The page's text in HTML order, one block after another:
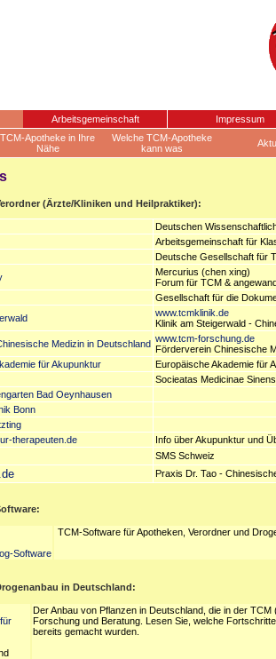
Arbeitsgemeinschaft Impressum
TCM-Apotheke in Ihre
Nähe
Welche TCM-Apotheke
kann was
(Ärzte/Kliniken und Heilpraktiker):
Deutschen
Arbeitsgemeinschaft für
Deutsche Gesellschaft für
Mercurius (chen xing)
Forum für TCM &
Gesellschaft für die
www.tcmklinik.de
Klinik am Steigerwald -
Medizin in Deutschland www.tcm-forschung.de
Förderverein Chinesische
für Akupunktur
Europäische Akademie für
Socieatas Medicinae
Bad Oeynhausen
Bonn
therapeuten.de
Info über Akupunktur und
SMS Schweiz
Praxis Dr. Tao -
Software
TCM-Software für Apotheken, Verordner und
in Deutschland:
Der Anbau von Pflanzen in Deutschland, die in der
Forschung und Beratung. Lesen Sie, welche
bereits gemacht wurden.